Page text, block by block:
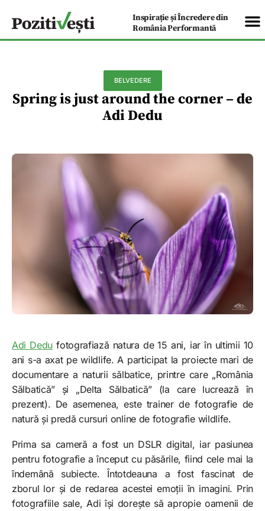
Inspirație și Încredere din
România Performantă
BELVEDERE
Spring is just around the corner – de
Adi Dedu
Adi Dedu fotografiază natura de 15 ani, iar în ultimii 10
ani s-a axat pe wildlife. A participat la proiecte mari de
documentare a naturii sălbatice, printre care „România
Sălbatică” și „Delta Sălbatică” (la care lucrează în
prezent). De asemenea, este trainer de fotografie de
natură și predă cursuri online de fotografie wildlife.
Prima sa cameră a fost un DSLR digital, iar pasiunea
pentru fotografie a început cu păsările, fiind cele mai la
îndemână subiecte. Întotdeauna a fost fascinat de
zborul lor și de redarea acestei emoții în imagini. Prin
fotografiile sale, Adi își dorește să apropie oamenii de